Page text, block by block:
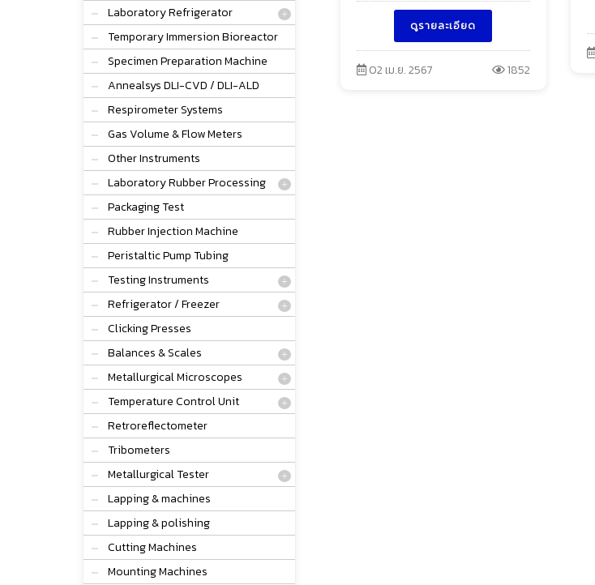
Laboratory Refrigerator
Temporary Immersion Bioreactor
Specimen Preparation Machine
Annealsys DLI-CVD / DLI-ALD
Respirometer Systems
Gas Volume & Flow Meters
Other Instruments
Laboratory Rubber Processing
Packaging Test
Rubber Injection Machine
Peristaltic Pump Tubing
Testing Instruments
Refrigerator / Freezer
Clicking Presses
Balances & Scales
Metallurgical Microscopes
Temperature Control Unit
Retroreflectometer
Tribometers
Metallurgical Tester
Lapping & machines
Lapping & polishing
Cutting Machines
Mounting Machines
ดูรายละเอียด
02 เม.ย. 2567 1852